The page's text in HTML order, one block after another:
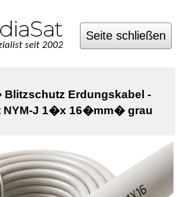
seit 2002
Seite schließen
Erdungskabel -
NYM-J 1�x 16�mm� grau